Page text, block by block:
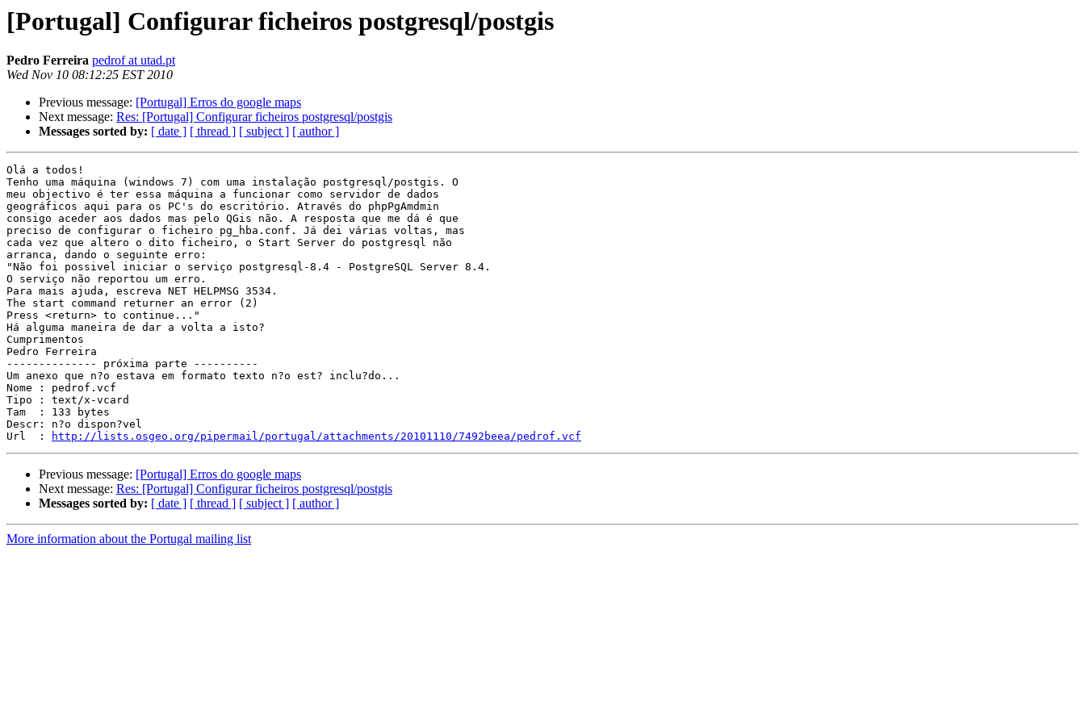
[Portugal] Configurar ficheiros postgresql/postgis
Pedro Ferreira pedrof at utad.pt
Wed Nov 10 08:12:25 EST 2010
Previous message: [Portugal] Erros do google maps
Next message: Res: [Portugal] Configurar ficheiros postgresql/postgis
Messages sorted by: [ date ] [ thread ] [ subject ] [ author ]
Olá a todos!
Tenho uma máquina (windows 7) com uma instalação postgresql/postgis. O
meu objectivo é ter essa máquina a funcionar como servidor de dados
geográficos aqui para os PC's do escritório. Através do phpPgAmdmin
consigo aceder aos dados mas pelo QGis não. A resposta que me dá é que
preciso de configurar o ficheiro pg_hba.conf. Já dei várias voltas, mas
cada vez que altero o dito ficheiro, o Start Server do postgresql não
arranca, dando o seguinte erro:
"Não foi possivel iniciar o serviço postgresql-8.4 - PostgreSQL Server 8.4.
O serviço não reportou um erro.
Para mais ajuda, escreva NET HELPMSG 3534.
The start command returner an error (2)
Press <return> to continue..."
Há alguma maneira de dar a volta a isto?
Cumprimentos
Pedro Ferreira
-------------- próxima parte ----------
Um anexo que n?o estava em formato texto n?o est? inclu?do...
Nome : pedrof.vcf
Tipo : text/x-vcard
Tam  : 133 bytes
Descr: n?o dispon?vel
Url  :
http://lists.osgeo.org/pipermail/portugal/attachments/20101110/7492beea/pedrof.vcf
Previous message: [Portugal] Erros do google maps
Next message: Res: [Portugal] Configurar ficheiros postgresql/postgis
Messages sorted by: [ date ] [ thread ] [ subject ] [ author ]
More information about the Portugal mailing list